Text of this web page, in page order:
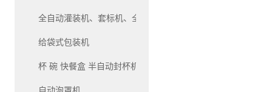
全自动灌装机、套标机、全自动生产线灌装机系列
给袋式包装机
杯 碗 快餐盒 半自动封杯机和自动封杯机